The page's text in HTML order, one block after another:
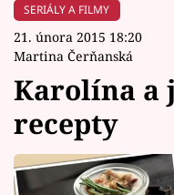
Módní alarm
Témata
Celebrity
SERIÁLY A FILMY
21. února 2015 18:20
Martina Čerňanská
Karolína a
recepty